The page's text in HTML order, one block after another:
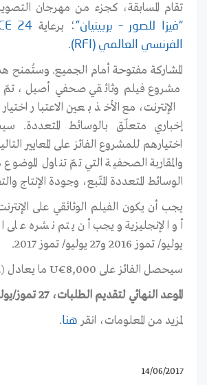
تقام المسابقة، كجزء من مهرجان
“فيزا للصور – بربينيان”؛ برعاية 24
الفرنسي العالمي (RFI)
.
المشاركة مفتوحة أمام الجميع. وستُمنح
مشروع فيلم وثائقي صحفي أصيل،
الإنترنت، مع الأخذ بعين الاعتبار
إخباري متعلّق بالوسائط المتعددة.
اختيارهم للمشروع الفائز على المعايير
والمقاربة الصحفية التي تمّ تناول
الوسائط المتعددة المتّبع، وجودة الإنتاج
يجب أن يكون الفيلم الوثائقي على
يوليو/ تموز 2016 و27 يوليو/ تموز 2017.
سيحصل الفائز على U€8,000 ما يعادل (US$8,972).
الموعد النهائي لتقديم الطلبات، 27 تموز/يوليو 2017.
لمزيد من المعلومات، انقر هنا.
14/06/2017